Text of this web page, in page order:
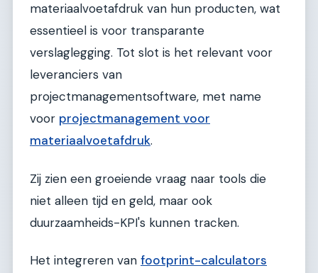
materiaalvoetafdruk van hun producten, wat
essentieel is voor transparante
verslaglegging. Tot slot is het relevant voor
leveranciers van
projectmanagementsoftware, met name
voor projectmanagement voor
materiaalvoetafdruk.
Zij zien een groeiende vraag naar tools die
niet alleen tijd en geld, maar ook
duurzaamheids-KPI's kunnen tracken.
Het integreren van footprint-calculators